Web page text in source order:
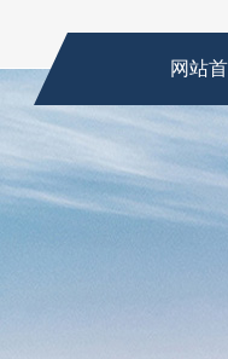
网站